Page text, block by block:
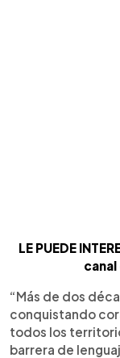
LE PUEDE
“Más de dos
conquistando
todos los
barrera de